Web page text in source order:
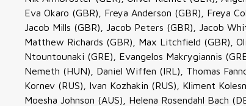
Eva Okaro (GBR), Freya Anderson (GBR), Freya
Jacob Mills (GBR), Jacob Peters (GBR), Jacob
Matthew Richards (GBR), Max Litchfield (GBR),
Ntountounaki (GRE), Evangelos Makrygiannis
Nemeth (HUN), Daniel Wiffen (IRL), Thomas
Kornev (RUS), Ivan Kozhakin (RUS), Kliment
Moesha Johnson (AUS), Helena Rosendahl Bach